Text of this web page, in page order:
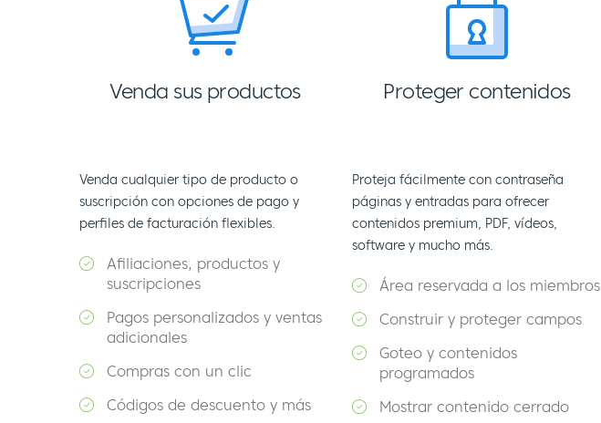
Venda sus productos
Venda cualquier tipo de producto o
suscripción con opciones de pago y
perfiles de facturación flexibles.
Afiliaciones, productos y
suscripciones
Pagos personalizados y ventas
adicionales
Compras con un clic
Códigos de descuento y más
Proteger contenidos
Proteja fácilmente con contraseña
páginas y entradas para ofrecer
contenidos premium, PDF, vídeos,
software y mucho más.
Área reservada a los miembros
Construir y proteger campos
Goteo y contenidos
programados
Mostrar contenido cerrado